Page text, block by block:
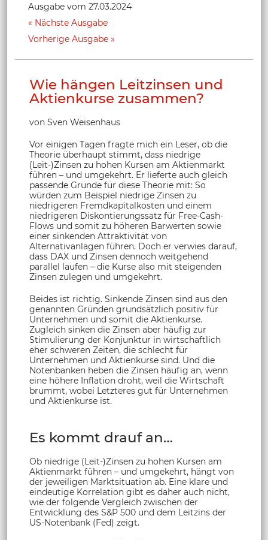
Ausgabe vom 27.03.2024
Nächste Ausgabe
Vorherige Ausgabe
Wie hängen Leitzinsen und
Aktienkurse zusammen?
von Sven Weisenhaus
Vor einigen Tagen fragte mich ein Leser, ob die
Theorie überhaupt stimmt, dass niedrige
(Leit-)Zinsen zu hohen Kursen am Aktienmarkt
führen – und umgekehrt. Er lieferte auch gleich
passende Gründe für diese Theorie mit: So
würden zum Beispiel niedrige Zinsen zu
niedrigeren Fremdkapitalkosten und einem
niedrigeren Diskontierungssatz für Free-Cash-
Flows und somit zu höheren Barwerten sowie
einer sinkenden Attraktivität von
Alternativanlagen führen. Doch er verwies darauf,
dass DAX und Zinsen dennoch weitgehend
parallel laufen – die Kurse also mit steigenden
Zinsen zulegen und umgekehrt.
Beides ist richtig. Sinkende Zinsen sind aus den
genannten Gründen grundsätzlich positiv für
Unternehmen und somit die Aktienkurse.
Zugleich sinken die Zinsen aber häufig zur
Stimulierung der Konjunktur in wirtschaftlich
eher schweren Zeiten, die schlecht für
Unternehmen und Aktienkurse sind. Und die
Notenbanken heben die Zinsen häufig an, wenn
eine höhere Inflation droht, weil die Wirtschaft
brummt, wobei Letzteres gut für Unternehmen
und Aktienkurse ist.
Es kommt drauf an…
Ob niedrige (Leit-)Zinsen zu hohen Kursen am
Aktienmarkt führen – und umgekehrt, hängt von
der jeweiligen Marktsituation ab. Eine klare und
eindeutige Korrelation gibt es daher auch nicht,
wie der folgende Vergleich zwischen der
Entwicklung des S&P 500 und dem Leitzins der
US-Notenbank (Fed) zeigt.